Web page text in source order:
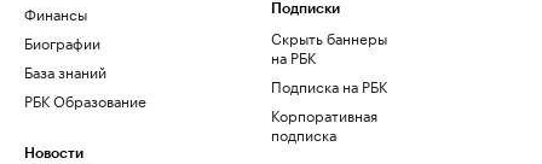
Финансы
Биографии
База знаний
РБК Образование
Новости
Подписки
Скрыть баннеры
на РБК
Подписка на РБК
Корпоративная
подписка